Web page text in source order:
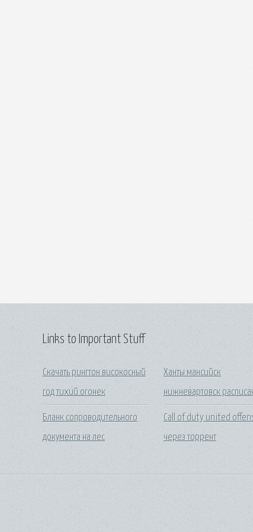
Links to Important Stuff
Скачать рингтон високосный
год тихий огонек
Бланк сопроводительного
документа на лес
Ханты мансийск
нижневартовск
Call of duty united
через торрент